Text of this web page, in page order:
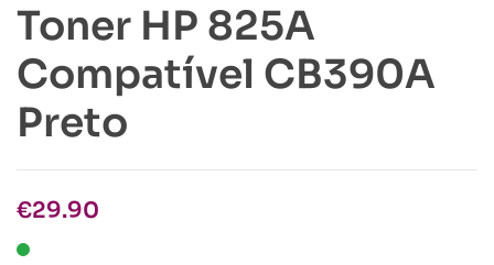
Toner HP 825A
Compatível CB390A
Preto
€29.90